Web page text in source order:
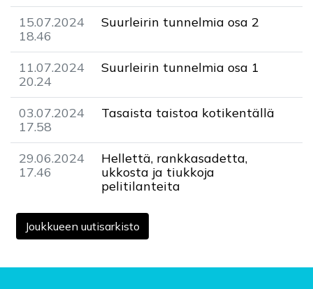
15.07.2024
18.46
Suurleirin tunnelmia osa 2
11.07.2024
20.24
Suurleirin tunnelmia osa 1
03.07.2024
17.58
Tasaista taistoa kotikentällä
29.06.2024
17.46
Hellettä, rankkasadetta,
ukkosta ja tiukkoja
pelitilanteita
Joukkueen uutisarkisto